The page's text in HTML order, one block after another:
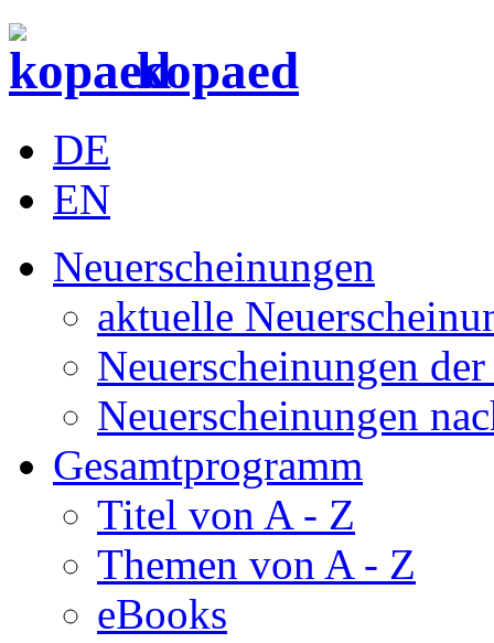
kopaed
DE
EN
Neuerscheinungen
aktuelle
Neuerscheinungen
Neuerscheinungen
Gesamtprogramm
Titel von A - Z
Themen von A - Z
eBooks